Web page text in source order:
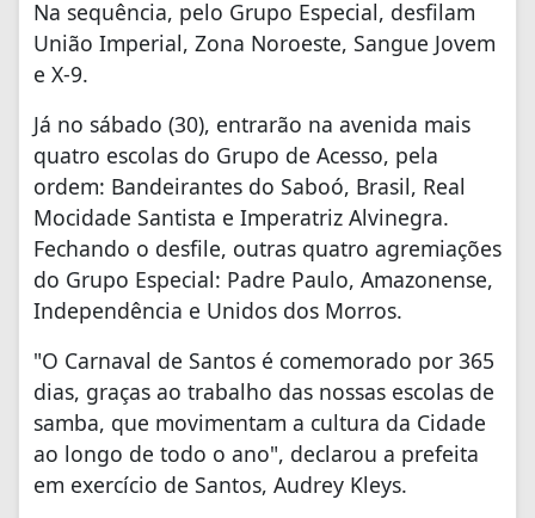
Na sequência, pelo Grupo Especial, desfilam
União Imperial, Zona Noroeste, Sangue Jovem
e X-9.
Já no sábado (30), entrarão na avenida mais
quatro escolas do Grupo de Acesso, pela
ordem: Bandeirantes do Saboó, Brasil, Real
Mocidade Santista e Imperatriz Alvinegra.
Fechando o desfile, outras quatro agremiações
do Grupo Especial: Padre Paulo, Amazonense,
Independência e Unidos dos Morros.
"O Carnaval de Santos é comemorado por 365
dias, graças ao trabalho das nossas escolas de
samba, que movimentam a cultura da Cidade
ao longo de todo o ano", declarou a prefeita
em exercício de Santos, Audrey Kleys.